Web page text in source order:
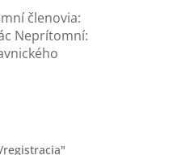
členovia:
Neprítomní: